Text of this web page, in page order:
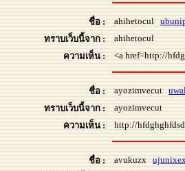
ชื่อ : ahihetocul
ทราบเว็บนี้จาก :
ahihetocul
ความเห็น :
<a href=http://
ชื่อ : ayozimvecut
ทราบเว็บนี้จาก :
ayozimvecut
ความเห็น :
http://
ชื่อ : avukuzx